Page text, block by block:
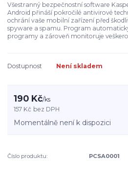
Všestranný bezpečnostní software
Android přináší pokročilé antivirové
ochrání vaše mobilní zařízení před
spyware a spamu. Program
programy a zároveň monitoruje
Dostupnost Není skladem
190 Kč/ks
157 Kč bez DPH
Momentálně není k dispozici
Číslo produktu: PCSA0001